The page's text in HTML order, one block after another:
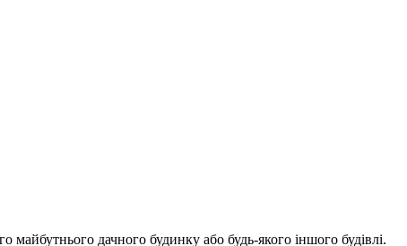
дачного будинку або будь-якого іншого будівлі.